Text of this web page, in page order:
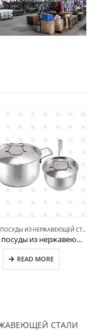
НАБОРЫ ПОСУДЫ ИЗ НЕРЖАВЕЮЩЕЙ СТАЛИ
Набор посуды из нержавеющей стали из 4 предметов CW-E073
READ MORE
СТАЛИ